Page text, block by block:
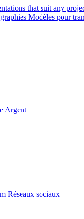
that suit any
Modèles pour
Argent
Réseaux sociaux